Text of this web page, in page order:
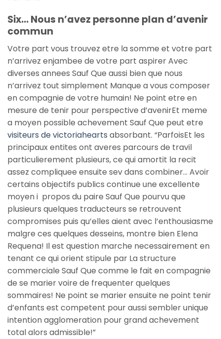
Six… Nous n’avez personne plan d’avenir
commun
Votre part vous trouvez etre la somme et votre part
n’arrivez enjambee de votre part aspirer Avec
diverses annees Sauf Que aussi bien que nous
n’arrivez tout simplement Manque a vous composer
en compagnie de votre humain! Ne point etre en
mesure de tenir pour perspective d’avenirEt meme
a moyen possible achevement Sauf Que peut etre
visiteurs de victoriahearts absorbant. “ParfoisEt les
principaux entites ont averes parcours de travil
particulierement plusieurs, ce qui amortit la recit
assez compliquee ensuite sev dans combiner… Avoir
certains objectifs publics continue une excellente
moyen i propos du paire Sauf Que pourvu que
plusieurs quelques traducteurs se retrouvent
compromises puis qu’elles aient avec l’enthousiasme
malgre ces quelques desseins, montre bien Elena
Requena! Il est question marche necessairement en
tenant ce qui orient stipule par La structure
commerciale Sauf Que comme le fait en compagnie
de se marier voire de frequenter quelques
sommaires! Ne point se marier ensuite ne point tenir
d’enfants est competent pour aussi sembler unique
intention agglomeration pour grand achevement
total alors admissible!”